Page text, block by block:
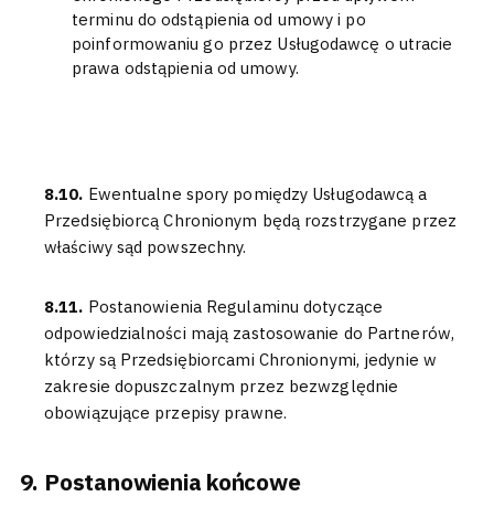
terminu do odstąpienia od umowy i po
poinformowaniu go przez Usługodawcę o utracie
prawa odstąpienia od umowy.
8.10. Ewentualne spory pomiędzy Usługodawcą a
Przedsiębiorcą Chronionym będą rozstrzygane przez
właściwy sąd powszechny.
8.11. Postanowienia Regulaminu dotyczące
odpowiedzialności mają zastosowanie do Partnerów,
którzy są Przedsiębiorcami Chronionymi, jedynie w
zakresie dopuszczalnym przez bezwzględnie
obowiązujące przepisy prawne.
Postanowienia końcowe